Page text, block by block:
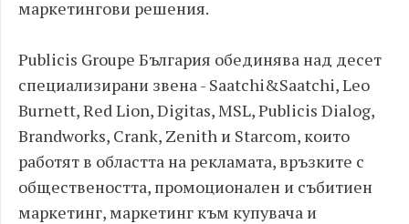
маркетингови решения.
Publicis Groupe България обединява над десет
специализирани звена - Saatchi&Saatchi, Leo
Burnett, Red Lion, Digitas, MSL, Publicis Dialog,
Brandworks, Crank, Zenith и Starcom, които
работят в областта на рекламата, връзките с
обществеността, промоционален и събитиен
маркетинг, маркетинг към купувача и